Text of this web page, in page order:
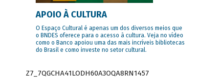
APOIO À CULTURA
O Espaço Cultural é apenas um dos diversos meios que
o BNDES oferece para o acesso à cultura. Veja no vídeo
como o Banco apoiou uma das mais incríveis bibliotecas
do Brasil e como investe no setor cultural.
Z7_7QGCHA41LODH60A3OQA8RN1457